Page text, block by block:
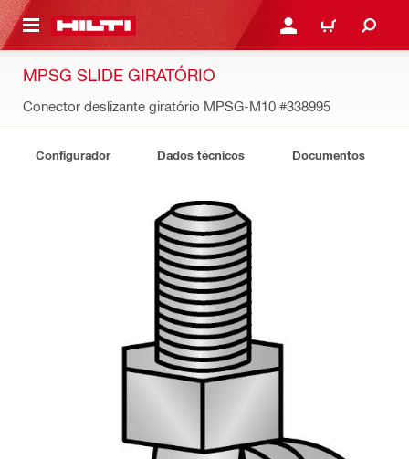
CONTENT ENTRAR OU REGISTAR
CARRINHO
MPSG SLIDE GIRATÓRIO
Conector deslizante giratório MPSG-M10 #338995
Configurador Dados técnicos Documentos